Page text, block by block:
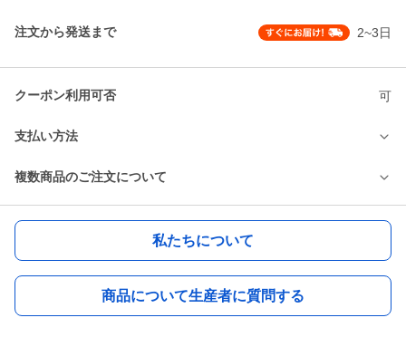
注文から発送まで 2~3日
クーポン利用可否 可
支払い方法
複数商品のご注文について
私たちについて
商品について生産者に質問する